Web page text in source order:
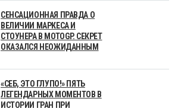
СЕНСАЦИОННАЯ ПРАВДА О
ВЕЛИЧИИ МАРКЕСА И
СТОУНЕРА В MOTOGP. СЕКРЕТ
ОКАЗАЛСЯ НЕОЖИДАННЫМ
«СЕБ, ЭТО ГЛУПО!» ПЯТЬ
ЛЕГЕНДАРНЫХ МОМЕНТОВ В
ИСТОРИИ ГРАН ПРИ